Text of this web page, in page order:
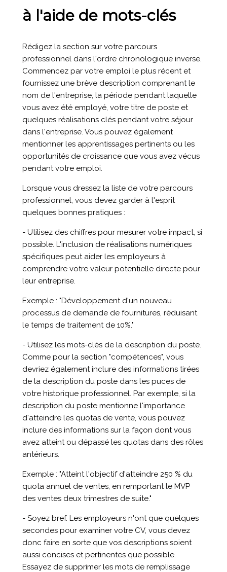
à l'aide de mots-clés
Rédigez la section sur votre parcours
professionnel dans l'ordre chronologique inverse.
Commencez par votre emploi le plus récent et
fournissez une brève description comprenant le
nom de l'entreprise, la période pendant laquelle
vous avez été employé, votre titre de poste et
quelques réalisations clés pendant votre séjour
dans l'entreprise. Vous pouvez également
mentionner les apprentissages pertinents ou les
opportunités de croissance que vous avez vécus
pendant votre emploi.
Lorsque vous dressez la liste de votre parcours
professionnel, vous devez garder à l'esprit
quelques bonnes pratiques :
- Utilisez des chiffres pour mesurer votre impact, si
possible. L'inclusion de réalisations numériques
spécifiques peut aider les employeurs à
comprendre votre valeur potentielle directe pour
leur entreprise.
Exemple : "Développement d'un nouveau
processus de demande de fournitures, réduisant
le temps de traitement de 10%."
- Utilisez les mots-clés de la description du poste.
Comme pour la section "compétences", vous
devriez également inclure des informations tirées
de la description du poste dans les puces de
votre historique professionnel. Par exemple, si la
description du poste mentionne l'importance
d'atteindre les quotas de vente, vous pouvez
inclure des informations sur la façon dont vous
avez atteint ou dépassé les quotas dans des rôles
antérieurs.
Exemple : "Atteint l'objectif d'atteindre 250 % du
quota annuel de ventes, en remportant le MVP
des ventes deux trimestres de suite."
- Soyez bref. Les employeurs n'ont que quelques
secondes pour examiner votre CV, vous devez
donc faire en sorte que vos descriptions soient
aussi concises et pertinentes que possible.
Essayez de supprimer les mots de remplissage